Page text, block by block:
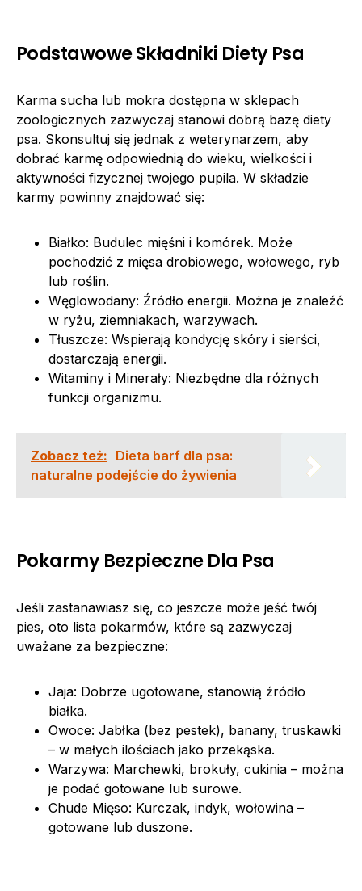
Podstawowe Składniki Diety Psa
Karma sucha lub mokra dostępna w sklepach
zoologicznych zazwyczaj stanowi dobrą bazę diety
psa. Skonsultuj się jednak z weterynarzem, aby
dobrać karmę odpowiednią do wieku, wielkości i
aktywności fizycznej twojego pupila. W składzie
karmy powinny znajdować się:
Białko: Budulec mięśni i komórek. Może
pochodzić z mięsa drobiowego, wołowego, ryb
lub roślin.
Węglowodany: Źródło energii. Można je znaleźć
w ryżu, ziemniakach, warzywach.
Tłuszcze: Wspierają kondycję skóry i sierści,
dostarczają energii.
Witaminy i Minerały: Niezbędne dla różnych
funkcji organizmu.
Zobacz też: Dieta barf dla psa:
naturalne podejście do żywienia
Pokarmy Bezpieczne Dla Psa
Jeśli zastanawiasz się, co jeszcze może jeść twój
pies, oto lista pokarmów, które są zazwyczaj
uważane za bezpieczne:
Jaja: Dobrze ugotowane, stanowią źródło
białka.
Owoce: Jabłka (bez pestek), banany, truskawki
– w małych ilościach jako przekąska.
Warzywa: Marchewki, brokuły, cukinia – można
je podać gotowane lub surowe.
Chude Mięso: Kurczak, indyk, wołowina –
gotowane lub duszone.